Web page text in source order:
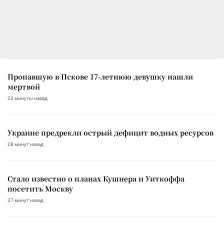
Пропавшую в Пскове 17-летнюю девушку нашли
мертвой
22 минуты назад
Украине предрекли острый дефицит водных ресурсов
28 минут назад
Стало известно о планах Кушнера и Уиткоффа
посетить Москву
37 минут назад